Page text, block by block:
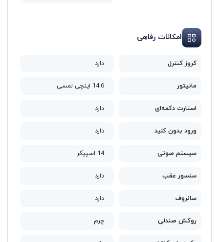
امکانات رفاهی
کروز کنترل دارد
مانیتور 14.6 اینچی لمسی
استارت دکمه‌ای دارد
ورود بدون کلید دارد
سیستم صوتی 14 اسپیکر
سنسور عقب دارد
سانروف دارد
روکش صندلی چرم